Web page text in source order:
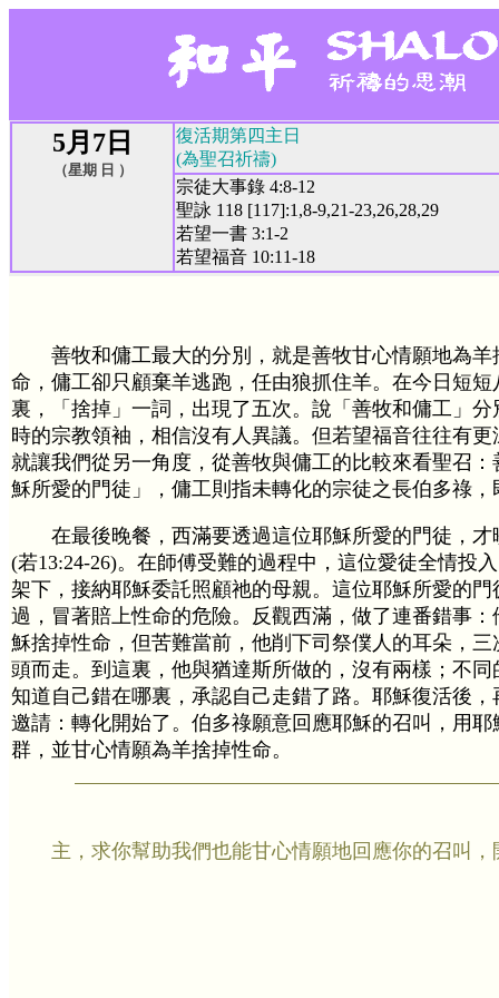
5月7日
（星期 日 ）
復活期第四主日
(為聖召祈禱)
宗徒大事錄 4:8-12
聖詠 118 [117]:1,8-9,21-23,26,28,29
若望一書 3:1-2
若望福音 10:11-18
善牧和傭工最大的分別，就是善牧甘心情願地為羊
命，傭工卻只顧棄羊逃跑，任由狼抓住羊。在今日短短
裏，「捨掉」一詞，出現了五次。說「善牧和傭工」
時的宗教領袖，相信沒有人異議。但若望福音往往有
就讓我們從另一角度，從善牧與傭工的比較來看聖召
穌所愛的門徒」，傭工則指未轉化的宗徒之長伯多祿，
在最後晚餐，西滿要透過這位耶穌所愛的門徒，
(若13:24-26)。在師傅受難的過程中，這位愛徒全情投
架下，接納耶穌委託照顧祂的母親。這位耶穌所愛的門
過，冒著賠上性命的危險。反觀西滿，做了連番錯事
穌捨掉性命，但苦難當前，他削下司祭僕人的耳朵，
頭而走。到這裏，他與猶達斯所做的，沒有兩樣；不
知道自己錯在哪裏，承認自己走錯了路。耶穌復活後
邀請：轉化開始了。伯多祿願意回應耶穌的召叫，用
群，並甘心情願為羊捨掉性命。
主，求你幫助我們也能甘心情願地回應你的召叫，